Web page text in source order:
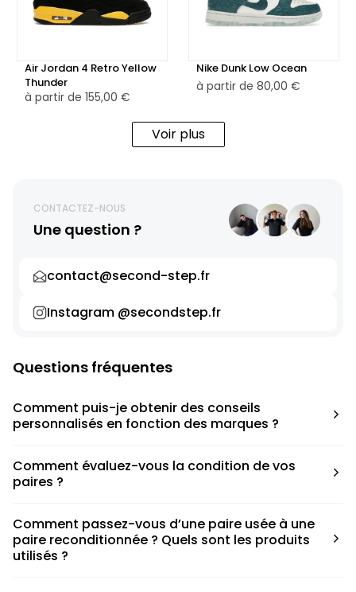
Air Jordan 4 Retro Yellow
Thunder
à partir de 155,00 €
Nike Dunk Low Ocean
à partir de 80,00 €
Voir plus
CONTACTEZ-NOUS
Une question ?
contact@second-step.fr
Instagram @secondstep.fr
Questions fréquentes
Comment puis-je obtenir des conseils
personnalisés en fonction des marques ?
pour déterminer la taille appropriée, que ce soit une taille
en dessous, au-dessus ou correspondant à votre taille
Comment évaluez-vous la condition de vos
paires ?
défauts spécifiques de chaque paire.
Comment passez-vous d’une paire usée à une
paire reconditionnée ? Quels sont les produits
utilisés ?